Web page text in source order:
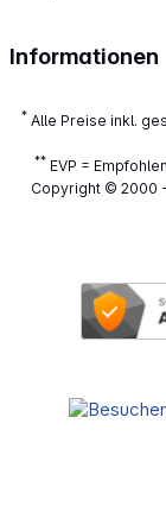
Informationen
* Alle Preise inkl.
**EVP =
Copyright © 2000